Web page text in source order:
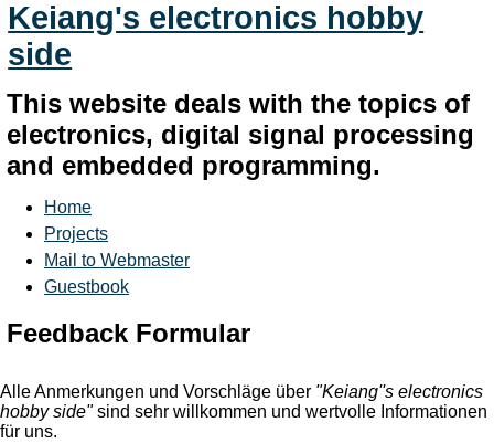
Keiang's electronics hobby
side
This website deals with the topics of
electronics, digital signal processing
and embedded programming.
Home
Projects
Mail to Webmaster
Guestbook
Feedback Formular
Alle Anmerkungen und Vorschläge über "Keiang''s electronics
hobby side"sind sehr willkommen und wertvolle Informationen
für uns.